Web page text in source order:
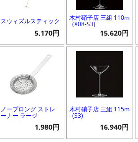
スウィズルスティック
5,170円
木村硝子店 三組 110m
l (X08-S3)
15,620円
ノープロング ストレ
ーナー ラージ
1,980円
木村硝子店 三組 115m
l (S3)
16,940円